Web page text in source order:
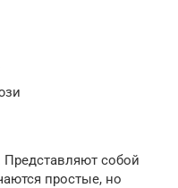
собой
простые, но